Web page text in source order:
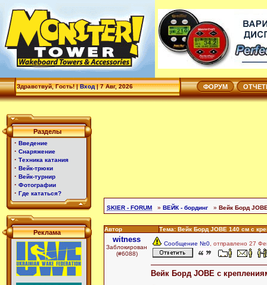
Здравствуй, Гость! |Вход|7 Авг, 2026 ФОРУМ
Разделы
· Введение
· Снаряжение
· Техника катания
· Вейк-трюки
· Вейк-турнир
· Фотографии
· Где кататься?
Реклама
SKIER - FORUM » ВЕЙК - бординг » Вейк Борд
Автор Тема: Вейк Борд JOBE 140 см с
witness
Заблокирован
(#6088)
Сообщение №0 , отправлено 27
Вейк Борд JOBE с